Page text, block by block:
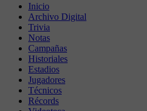
Inicio
Archivo Digital
Trivia
Notas
Campañas
Historiales
Estadios
Jugadores
Técnicos
Récords